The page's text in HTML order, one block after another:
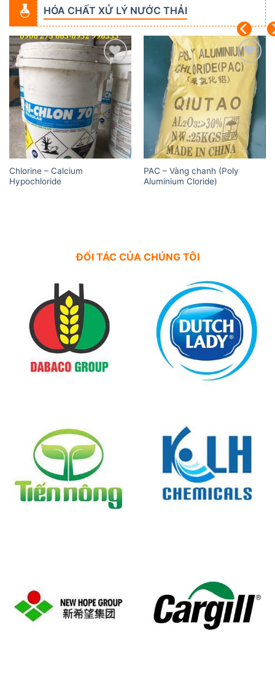
HÓA CHẤT XỬ LÝ NƯỚC THẢI
Add to
wishlist
Chlorine – Calcium
Hypochloride
Add to
wishlist
PAC – Vàng chanh (Poly
Aluminium Cloride)
ĐỐI TÁC CỦA CHÚNG TÔI